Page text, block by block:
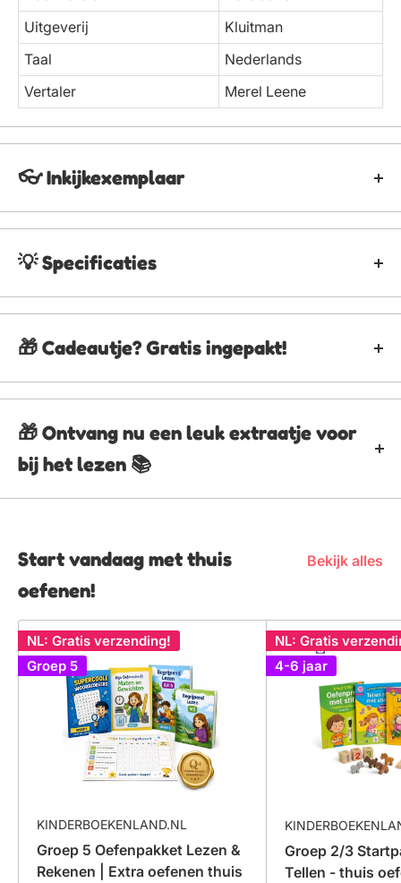
Uitgeverij
Kluitman
Taal
Nederlands
Vertaler
Merel Leene
👓 Inkijkexemplaar
Van dit product is helaas geen inkijkexemplaar of
💡 Specificaties
Naam
SKU
Categorie
Zelfleesboek
Auteur/Uitgever
🎁 Cadeautje? Gratis ingepakt!
Wil je dit product gratis in laten pakken? Dat kan! Klik
aan je winkelmand!
🎁 Voeg product + gratis inpakservice toe!
🎁 Ontvang nu een leuk extraatje voor
bij het lezen 📚
Start vandaag met thuis
oefenen!
Bekijk alles
NL: Gratis verzending!
Groep 5
KINDERBOEKENLAND.NL
Groep 5 Oefenpakket Lezen &
Rekenen | Extra oefenen thuis
NL: Gratis
4-6 jaar
Groep 2/3
Tellen - thuis